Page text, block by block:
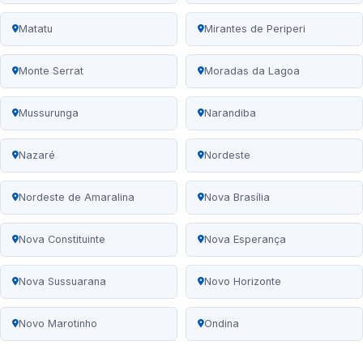
Matatu Mirantes de Periperi
Monte Serrat Moradas da Lagoa
Mussurunga Narandiba
Nazaré Nordeste
Nordeste de Amaralina Nova Brasília
Nova Constituinte Nova Esperança
Nova Sussuarana Novo Horizonte
Novo Marotinho Ondina